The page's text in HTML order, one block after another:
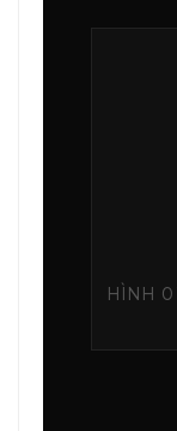
HÌNH